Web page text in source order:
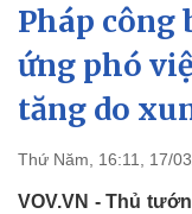
Chính trị
Đảng
Tổ chức nhân sự
Quốc hội
Nhận diện sự thật
Pháp công
ứng phó
tăng do
Thứ Năm, 16:11, 17/
VOV.VN - Thủ